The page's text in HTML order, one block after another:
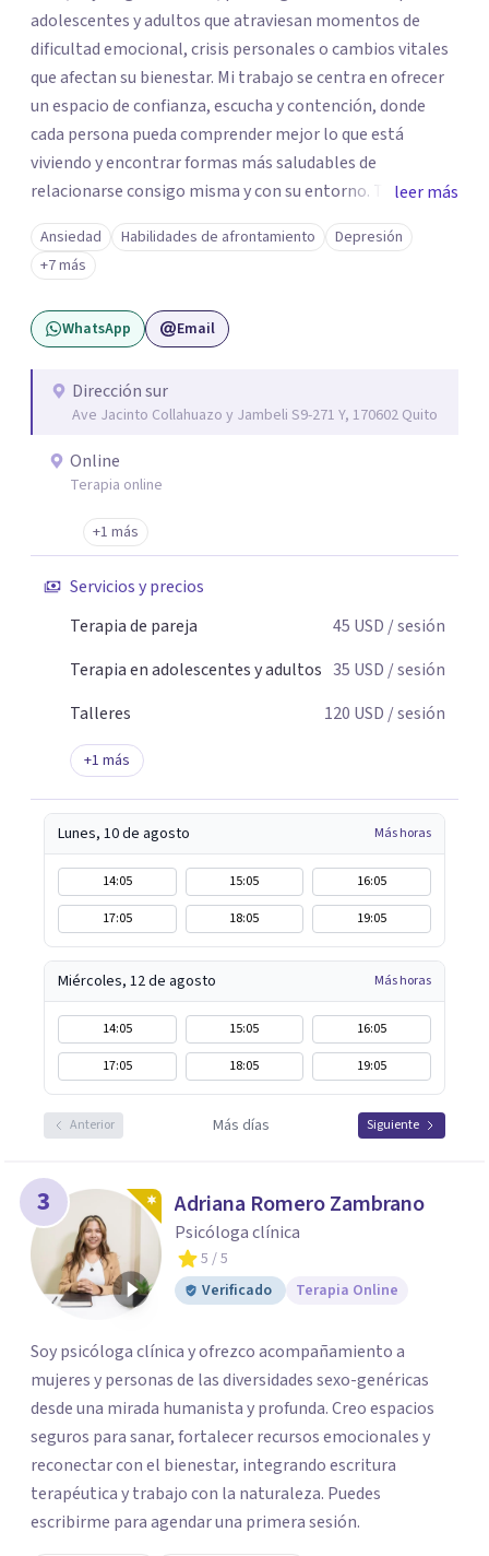
adolescentes y adultos que atraviesan momentos de
dificultad emocional, crisis personales o cambios vitales
que afectan su bienestar. Mi trabajo se centra en ofrecer
un espacio de confianza, escucha y contención, donde
cada persona pueda comprender mejor lo que está
viviendo y encontrar formas más saludables de
relacionarse consigo misma y con su entorno. Trabajo
desde terapias conductuales contextuales y enfoques
basados en evidencia, adaptando el proceso a las
necesidades particulares de cada paciente.
leer más
Ansiedad Habilidades de afrontamiento
Depresión
+7 más
WhatsApp Email
Dirección sur
Ave Jacinto Collahuazo y Jambeli S9-271 Y, 170602 Quito
Online
Terapia online
+1 más
Servicios y precios
Terapia de pareja
45 USD / sesión
Terapia en adolescentes y adultos 35 USD / sesión
Talleres
120 USD / sesión
+1 más
Lunes, 10 de agosto Más horas
14:05 15:05
16:05
17:05
18:05 19:05
Miércoles, 12 de agosto Más horas
14:05 15:05
16:05
17:05
18:05 19:05
Anterior Más días Siguiente
3 Adriana Romero Zambrano
Psicóloga clínica
5 / 5
Verificado
Terapia Online
Soy psicóloga clínica y ofrezco acompañamiento a
mujeres y personas de las diversidades sexo-genéricas
desde una mirada humanista y profunda. Creo espacios
seguros para sanar, fortalecer recursos emocionales y
reconectar con el bienestar, integrando escritura
terapéutica y trabajo con la naturaleza. Puedes
escribirme para agendar una primera sesión.